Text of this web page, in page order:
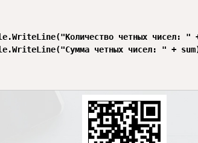
четных чисел: "
четных чисел: " +